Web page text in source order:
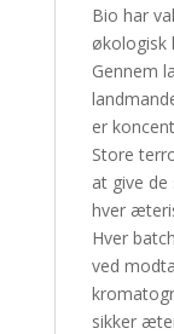
Bio har
økologisk
Gennem
er
Store
at give
hver
Hver
ved
sikker